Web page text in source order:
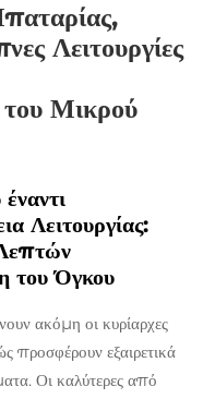
Λειτουργίες
Μικρού
Λειτουργίας:
του Όγκου
ακόμη οι κυρίαρχες
προσφέρουν εξαιρετικά
Οι καλύτερες από